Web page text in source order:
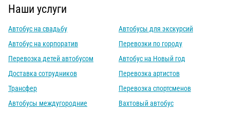
Наши услуги
Автобус на свадьбу
Автобус на корпоратив
Перевозка детей автобусом
Доставка сотрудников
Трансфер
Автобусы междугородние
Автобусы для экскурсий
Перевозки по городу
Автобус на Новый год
Перевозка артистов
Перевозка спортсменов
Вахтовый автобус